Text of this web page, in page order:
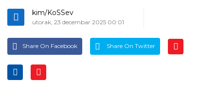
kim/KoSSev
utorak, 23 decembar 2025 00:01
Share On Facebook Share On Twitter